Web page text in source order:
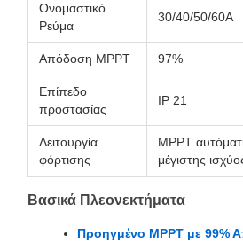
Ονομαστικό
Ρεύμα
30/40/50/60A
Απόδοση MPPT 97%
Επίπεδο
προστασίας
IP 21
Λειτουργία
φόρτισης
MPPT
μέγιστης
Βασικά Πλεονεκτήματα
Προηγμένο MPPT με 99%